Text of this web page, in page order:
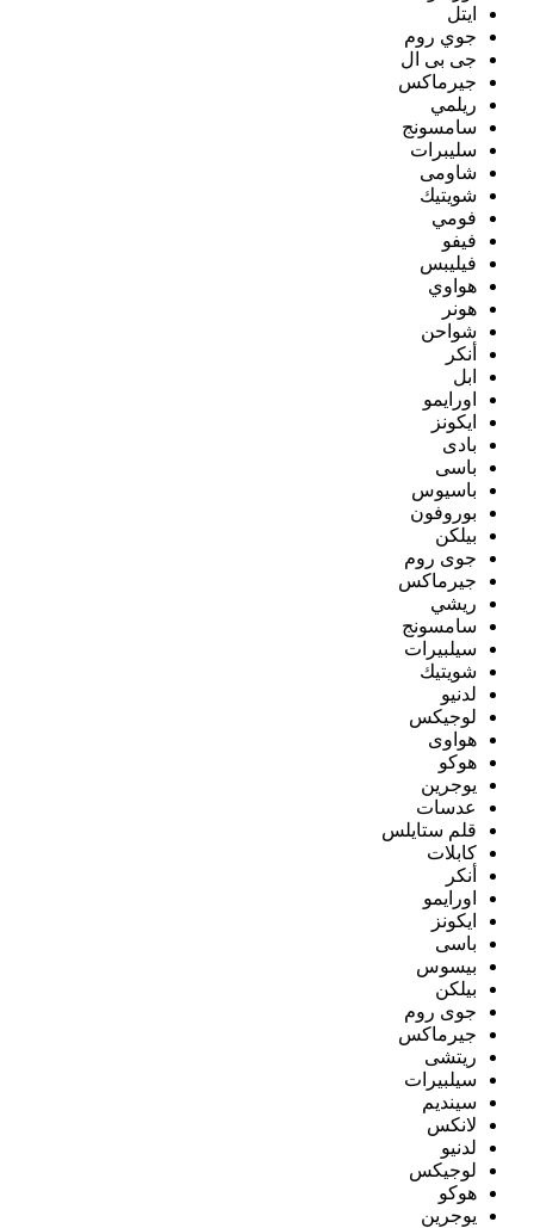
ايتل
جوي روم
جى بى ال
جيرماكس
ريلمي
سامسونج
سليبرات
شاومى
شويتيك
فومي
فيفو
فيليبس
هواوي
هونر
شواحن
أنكر
ابل
اورايمو
ايكونز
بادى
باسى
باسيوس
بوروفون
بيلكن
جوى روم
جيرماكس
ريشي
سامسونج
سيلبيرات
شويتيك
لدنيو
لوجيكس
هواوى
هوكو
يوجرين
عدسات
قلم ستايلس
كابلات
أنكر
اورايمو
ايكونز
باسى
بيسوس
بيلكن
جوى روم
جيرماكس
ريتشى
سيلبيرات
سينديم
لانكس
لدنيو
لوجيكس
هوكو
يوجرين